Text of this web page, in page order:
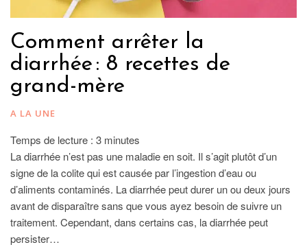
Comment arrêter la
diarrhée : 8 recettes de
grand-mère
A LA UNE
Temps de lecture : 3 minutes
La diarrhée n’est pas une maladie en soit. Il s’agit plutôt d’un
signe de la colite qui est causée par l’ingestion d’eau ou
d’aliments contaminés. La diarrhée peut durer un ou deux jours
avant de disparaître sans que vous ayez besoin de suivre un
traitement. Cependant, dans certains cas, la diarrhée peut
persister…